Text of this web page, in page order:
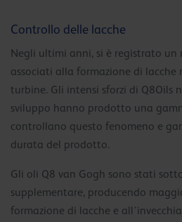
Controllo delle lacche
Negli ultimi anni, si è registrato un
associati alla formazione di lacche
turbine. Gli intensi sforzi di Q8Oils
sviluppo hanno prodotto una
controllano questo fenomeno e
durata del prodotto.
Gli oli Q8 van Gogh sono stati
supplementare, producendo
formazione di lacche e